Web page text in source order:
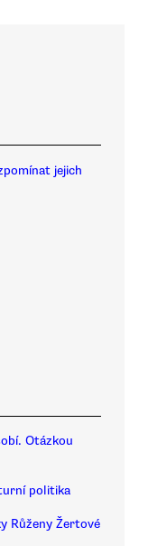
jejich
Otázkou
politika
Růženy Žertové